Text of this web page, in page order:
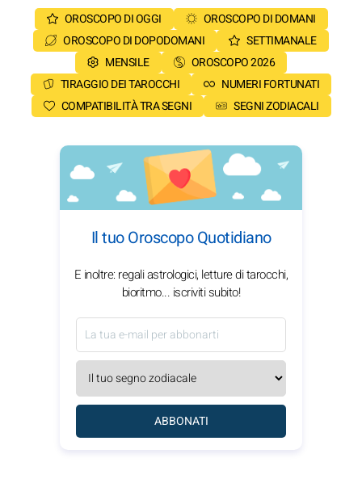
OROSCOPO DI OGGI
OROSCOPO DI DOMANI
OROSCOPO DI DOPODOMANI
SETTIMANALE
MENSILE
OROSCOPO 2026
TIRAGGIO DEI TAROCCHI
NUMERI FORTUNATI
COMPATIBILITÀ TRA SEGNI
SEGNI ZODIACALI
Il tuo Oroscopo Quotidiano
E inoltre: regali astrologici, letture di tarocchi,
bioritmo... iscriviti subito!
ABBONATI